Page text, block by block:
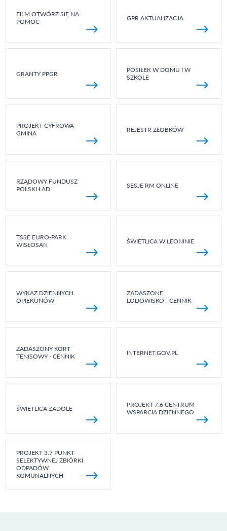
FILM OTWÓRZ SIĘ NA
POMOC
GPR AKTUALIZACJA
GRANTY PPGR
POSIŁEK W DOMU I W
SZKOLE
PROJEKT CYFROWA
GMINA
REJESTR ŻŁOBKÓW
RZĄDOWY FUNDUSZ
POLSKI ŁAD
SESJE RM ONLINE
TSSE EURO-PARK
WISŁOSAN
ŚWIETLICA W LEONINIE
WYKAZ DZIENNYCH
OPIEKUNÓW
ZADASZONE
LODOWISKO - CENNIK
ZADASZONY KORT
TENISOWY - CENNIK
INTERNET.GOV.PL
ŚWIETLICA ZADOLE
PROJEKT 7.6 CENTRUM
WSPARCIA DZIENNEGO
PROJEKT 3.7 PUNKT
SELEKTYWNEJ ZBIÓRKI
ODPADÓW
KOMUNALNYCH